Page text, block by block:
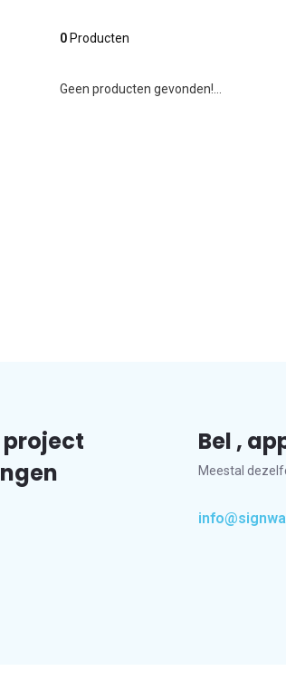
0Producten
Geen producten gevonden!...
project
Bel ,
Meestal